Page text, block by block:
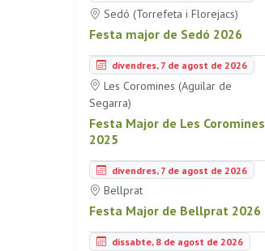
Sedó (Torrefeta i Florejacs)
Festa major de Sedó 2026
divendres, 7 de agost de 2026
Les Coromines (Aguilar de
Segarra)
Festa Major de Les Coromines
2025
divendres, 7 de agost de 2026
Bellprat
Festa Major de Bellprat 2026
dissabte, 8 de agost de 2026